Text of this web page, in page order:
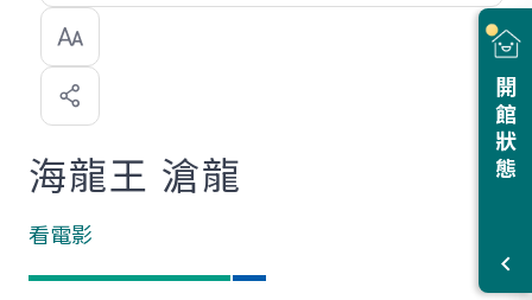
開館狀態
選
喜
歡
海龍王 滄龍
看電影